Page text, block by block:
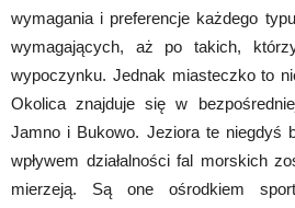
wymagania i preferencje każdego
wymagających, aż po takich,
wypoczynku. Jednak miasteczko to
Okolica znajduje się w
Jamno i Bukowo. Jeziora te niegdyś
wpływem działalności fal morskich
mierzeją. Są one ośrodkiem